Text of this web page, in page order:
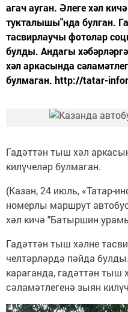
агач ауган. Әлеге хәл
тукталышы"нда булган.
тасвирлаучы фотолар
булды. Андагы
хәл аркасында
булмаган. http://tatar-
Гадәттән тыш хәл
килүчеләр булмаган.
(Казан, 24 июль, «Татар-
номерлы маршрут
хәл кичә "Батыршин
Гадәттән тыш хәлне
челтәрләрдә пәйда
караганда, гадәттән тыш
сәламәтлегенә зыян